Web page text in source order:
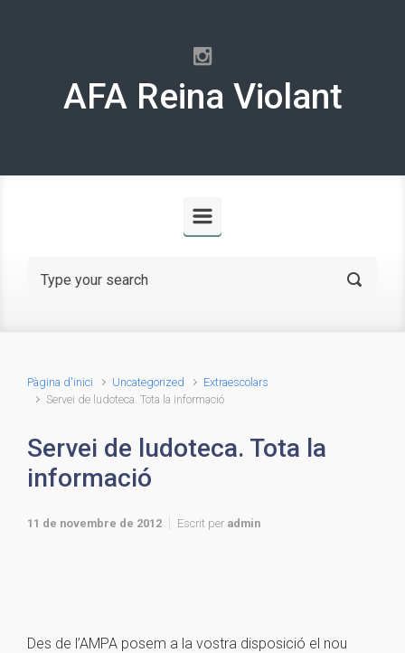
AFA Reina Violant
Pàgina d'inici Uncategorized
Extraescolars
Servei de ludoteca. Tota la informació
Servei de ludoteca. Tota la
informació
11 de novembre de 2012 Escrit per admin
Des de l’AMPA posem a la vostra disposició el nou